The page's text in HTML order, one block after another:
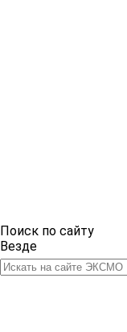
Поиск по сайту
Везде